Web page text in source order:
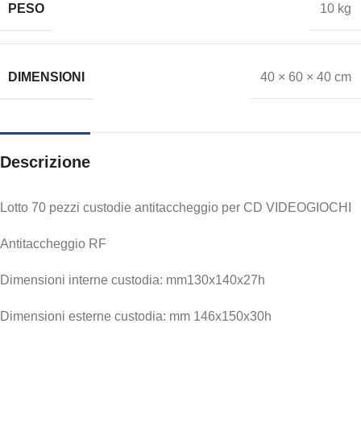
PESO 10 kg
DIMENSIONI 40 × 60 × 40 cm
Descrizione
Lotto 70 pezzi custodie antitaccheggio per CD VIDEOGIOCHI
Antitaccheggio RF
Dimensioni interne custodia: mm130x140x27h
Dimensioni esterne custodia: mm 146x150x30h